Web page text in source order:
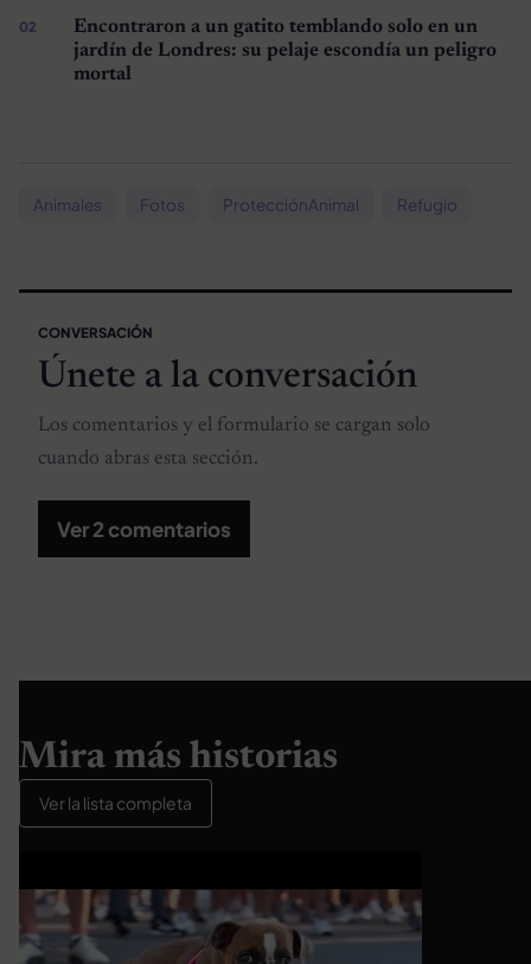
Encontraron a un gatito temblando solo en un
jardín de Londres: su pelaje escondía un peligro
mortal
Animales Fotos ProtecciónAnimal Refugio
CONVERSACIÓN
Únete a la conversación
Los comentarios y el formulario se cargan solo
cuando abras esta sección.
Ver 2 comentarios
Mira más historias
Ver la lista completa